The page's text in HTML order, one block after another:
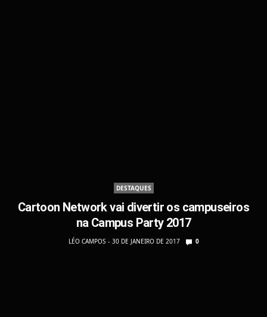
DESTAQUES
Cartoon Network vai divertir os campuseiros
na Campus Party 2017
LÉO CAMPOS 30 DE JANEIRO DE 2017 0